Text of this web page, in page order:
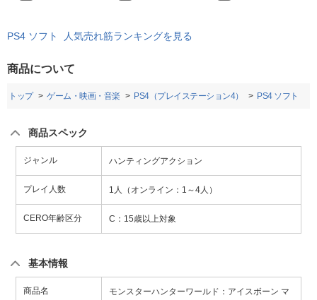
PS4 ソフト 人気売れ筋ランキングを見る
商品について
トップ ゲーム・映画・音楽 PS4（プレイステーション4） PS4 ソフト
商品スペック
ジャンル ハンティングアクション
プレイ人数 1人（オンライン：1～4人）
CERO年齢区分 C：15歳以上対象
基本情報
商品名
モンスターハンターワールド：アイスボーン マ